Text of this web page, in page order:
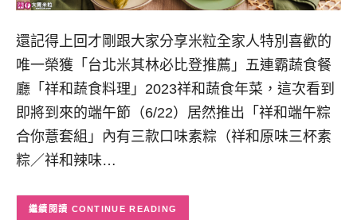
還記得上回才剛跟大家分享米粒全家人特別喜歡的
唯一榮獲「台北米其林必比登推薦」五連霸蔬食餐
廳「祥和蔬食料理」2023祥和蔬食年菜，這次看到
即將到來的端午節（6/22）居然推出「祥和端午粽
合你薏套組」內有三款口味素粽（祥和原味三杯素
粽／祥和辣味…
CONTINUE READING